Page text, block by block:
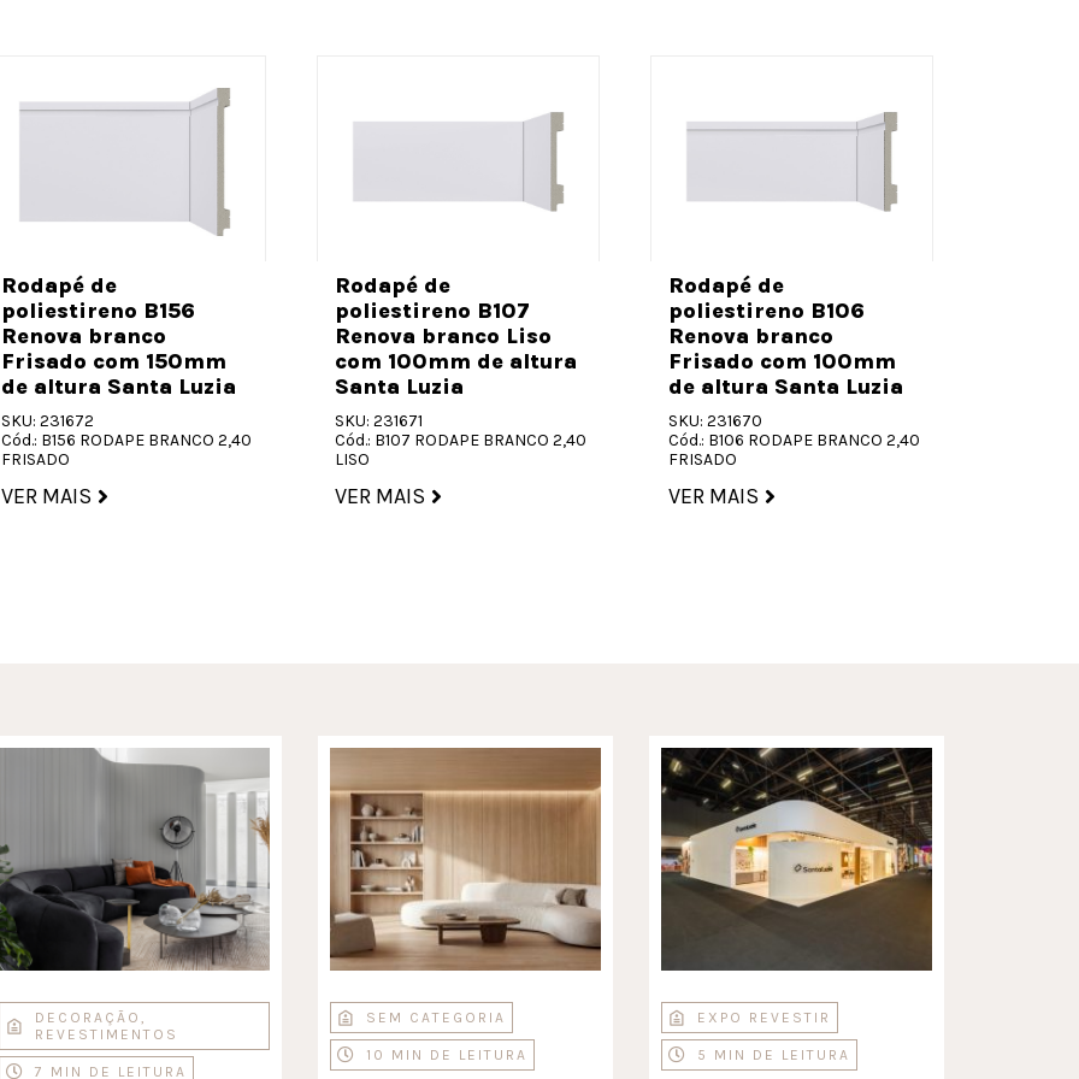
Rodapé de
poliestireno B156
Renova branco
Frisado com 150mm
de altura Santa Luzia
SKU: 231672
Cód.: B156 RODAPE BRANCO 2,40
FRISADO
VER MAIS
Rodapé de
poliestireno B107
Renova branco Liso
com 100mm de altura
Santa Luzia
SKU: 231671
Cód.: B107 RODAPE BRANCO 2,40
LISO
VER MAIS
Rodapé de
poliestireno B106
Renova branco
Frisado com 100mm
de altura Santa Luzia
SKU: 231670
Cód.: B106 RODAPE BRANCO 2,40
FRISADO
VER MAIS
DECORAÇÃO,
REVESTIMENTOS
7 MIN DE LEITURA
SEM CATEGORIA
10 MIN DE LEITURA
EXPO REVESTIR
5 MIN DE LEITURA